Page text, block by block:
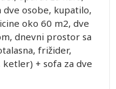
dve osobe, kupatilo,
oko 60 m2, dve
dnevni prostor sa
frižider,
ketler) + sofa za dve